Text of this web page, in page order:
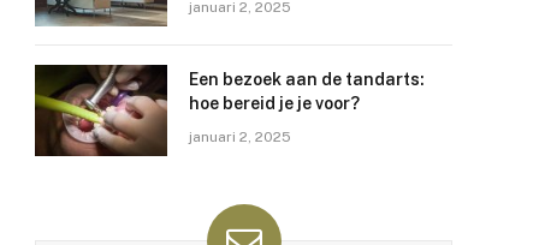
januari 2, 2025
Een bezoek aan de tandarts:
hoe bereid je je voor?
januari 2, 2025